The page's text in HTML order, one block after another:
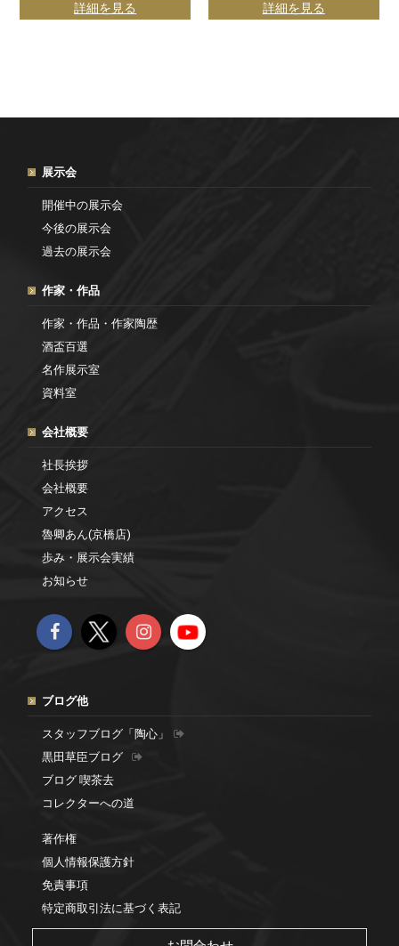
詳細を見る 詳細を見る
展示会
開催中の展示会
今後の展示会
過去の展示会
作家・作品
作家・作品・作家陶歴
酒盃百選
名作展示室
資料室
会社概要
社長挨拶
会社概要
アクセス
魯卿あん(京橋店)
歩み・展示会実績
お知らせ
ブログ他
スタッフブログ「陶心」
黒田草臣ブログ
ブログ 喫茶去
コレクターへの道
著作権
個人情報保護方針
免責事項
特定商取引法に基づく表記